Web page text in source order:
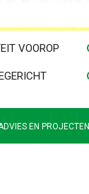
VOOROP
EN PROJECTEN